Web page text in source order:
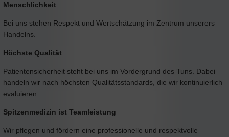
Menschlichkeit
Bei uns stehen Respekt und Wertschätzung im Zentrum unserers
Handelns.
Höchste Qualität
Patientensicherheit steht bei uns im Vordergrund des Tuns. Dabei
handeln wir nach höchsten Qualitätsstandards, die wir kontinuierlich
evaluieren.
Spitzenmedizin ist Teamleistung
Wir pflegen und fördern eine professionelle und respektvolle